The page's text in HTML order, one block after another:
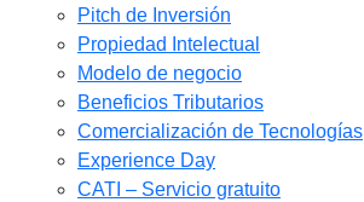
Pitch de Inversión
Propiedad Intelectual
Modelo de negocio
Beneficios Tributarios
Comercialización de Tecnologías
Experience Day
CATI – Servicio gratuito